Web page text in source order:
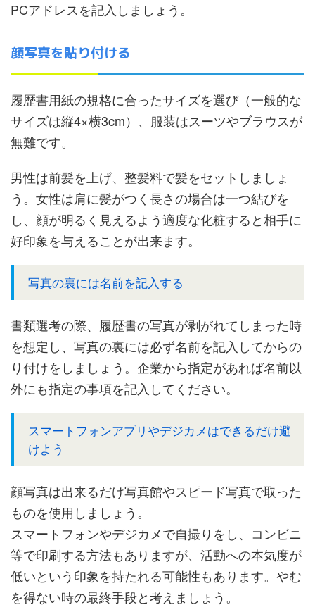
PCアドレスを記入しましょう。
顔写真を貼り付ける
履歴書用紙の規格に合ったサイズを選び（一般的な
サイズは縦4×横3cm）、服装はスーツやブラウスが
無難です。
男性は前髪を上げ、整髪料で髪をセットしましょ
う。女性は肩に髪がつく長さの場合は一つ結びを
し、顔が明るく見えるよう適度な化粧すると相手に
好印象を与えることが出来ます。
写真の裏には名前を記入する
書類選考の際、履歴書の写真が剥がれてしまった時
を想定し、写真の裏には必ず名前を記入してからの
り付けをしましょう。企業から指定があれば名前以
外にも指定の事項を記入してください。
スマートフォンアプリやデジカメはできるだけ避
けよう
顔写真は出来るだけ写真館やスピード写真で取った
ものを使用しましょう。
スマートフォンやデジカメで自撮りをし、コンビニ
等で印刷する方法もありますが、活動への本気度が
低いという印象を持たれる可能性もあります。やむ
を得ない時の最終手段と考えましょう。